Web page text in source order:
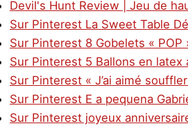
Devil's Hunt Review | Jeu de
Sur Pinterest La Sweet Table
Sur Pinterest 8 Gobelets «
Sur Pinterest 5 Ballons en latex
Sur Pinterest « J’ai aimé
Sur Pinterest E a pequena
Sur Pinterest joyeux